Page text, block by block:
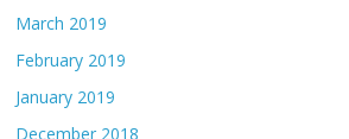
March 2019
February 2019
January 2019
December 2018